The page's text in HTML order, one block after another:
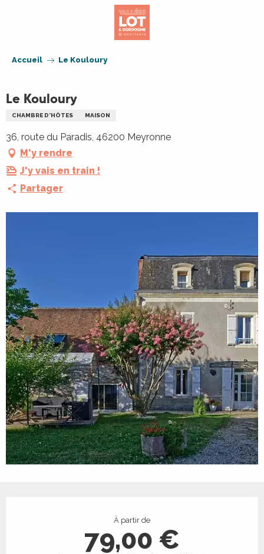
Accueil Le Kouloury
Le Kouloury
CHAMBRE D'HÔTES MAISON
36, route du Paradis, 46200 Meyronne
M'y rendre
J'y vais en train !
Partager
À partir de
79,00 €